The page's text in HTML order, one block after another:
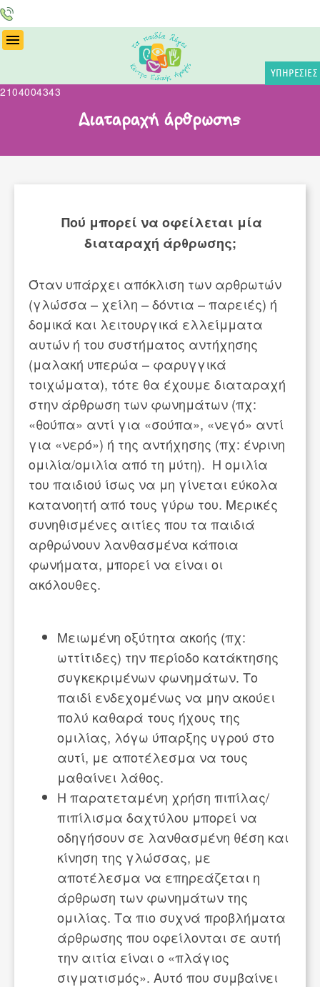
ΤΗΛ
2104004343
ΥΠΗΡΕΣΙΕΣ
Διαταραχή άρθρωσης
Πού μπορεί να οφείλεται μία
διαταραχή άρθρωσης;
Όταν υπάρχει απόκλιση των αρθρωτών
(γλώσσα – χείλη – δόντια – παρειές) ή
δομικά και λειτουργικά ελλείμματα
αυτών ή του συστήματος αντήχησης
(μαλακή υπερώα – φαρυγγικά
τοιχώματα), τότε θα έχουμε διαταραχή
στην άρθρωση των φωνημάτων (πχ:
«θούπα» αντί για «σούπα», «νεγό» αντί
για «νερό») ή της αντήχησης (πχ: ένρινη
ομιλία/ομιλία από τη μύτη). Η ομιλία
του παιδιού ίσως να μη γίνεται εύκολα
κατανοητή από τους γύρω του. Μερικές
συνηθισμένες αιτίες που τα παιδιά
αρθρώνουν λανθασμένα κάποια
φωνήματα, μπορεί να είναι οι
ακόλουθες.
Μειωμένη οξύτητα ακοής (πχ:
ωττίτιδες) την περίοδο κατάκτησης
συγκεκριμένων φωνημάτων. Το
παιδί ενδεχομένως να μην ακούει
πολύ καθαρά τους ήχους της
ομιλίας, λόγω ύπαρξης υγρού στο
αυτί, με αποτέλεσμα να τους
μαθαίνει λάθος.
Η παρατεταμένη χρήση πιπίλας/
πιπίλισμα δαχτύλου μπορεί να
οδηγήσουν σε λανθασμένη θέση και
κίνηση της γλώσσας, με
αποτέλεσμα να επηρεάζεται η
άρθρωση των φωνημάτων της
ομιλίας. Τα πιο συχνά προβλήματα
άρθρωσης που οφείλονται σε αυτή
την αιτία είναι ο «πλάγιος
σιγματισμός». Αυτό που συμβαίνει